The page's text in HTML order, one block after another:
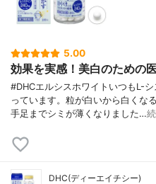
5.00
効果を実感！美白のための
#DHCエルシスホワイトいつもL-
っています。粒が白いから白くな
手足までシミが薄くなりました…
DHC(ディーエイチシー)